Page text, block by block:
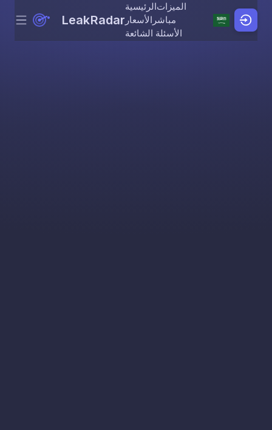
Skip to content
Menu LeakRadar
الرئيسيةالميزات
الأسعار مباشر
الأسئلة الشائعة